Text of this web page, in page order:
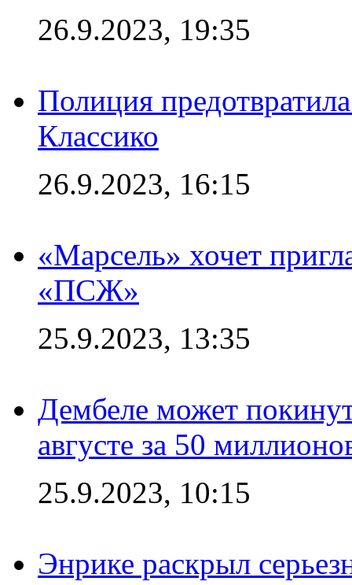
26.9.2023, 19:35
Полиция
Классико
26.9.2023, 16:15
«Марсель» хочет
«ПСЖ»
25.9.2023, 13:35
Дембеле может
августе за 50
25.9.2023, 10:15
Энрике раскрыл